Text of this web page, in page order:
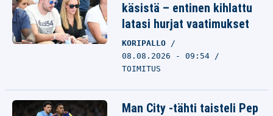
käsistä – entinen kihlattu
latasi hurjat vaatimukset
KORIPALLO
08.08.2026 - 09:54
TOIMITUS
Man City -tähti taisteli Pep